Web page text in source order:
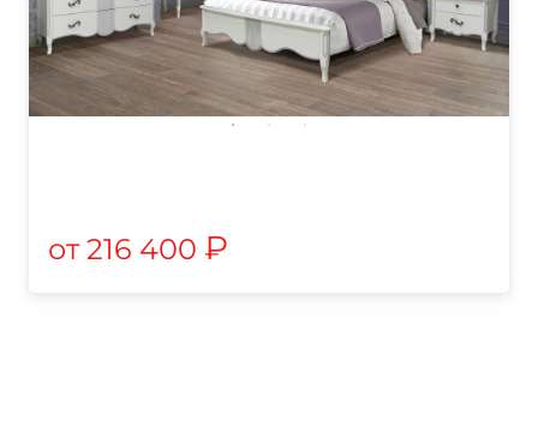
216 400 ₽